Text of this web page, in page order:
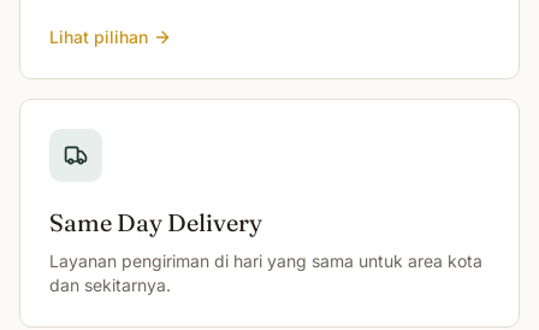
Lihat pilihan
Same Day Delivery
Layanan pengiriman di hari yang sama untuk area kota
dan sekitarnya.